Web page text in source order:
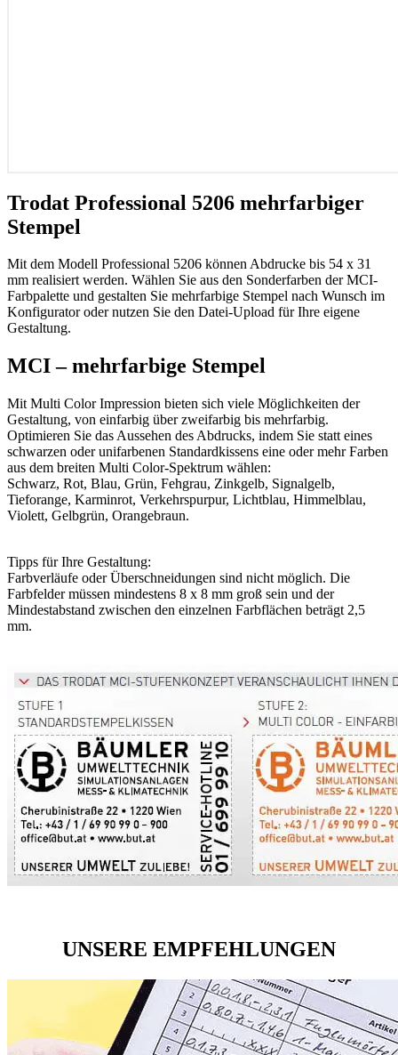
Trodat Professional 5206 mehrfarbiger
Stempel
Mit dem Modell Professional 5206 können Abdrucke bis 54 x 31
mm realisiert werden. Wählen Sie aus den Sonderfarben der MCI-
Farbpalette und gestalten Sie mehrfarbige Stempel nach Wunsch im
Konfigurator oder nutzen Sie den Datei-Upload für Ihre eigene
Gestaltung.
MCI – mehrfarbige Stempel
Mit Multi Color Impression bieten sich viele Möglichkeiten der
Gestaltung, von einfarbig über zweifarbig bis mehrfarbig.
Optimieren Sie das Aussehen des Abdrucks, indem Sie statt eines
schwarzen oder unifarbenen Standardkissens eine oder mehr Farben
aus dem breiten Multi Color-Spektrum wählen:
Schwarz, Rot, Blau, Grün, Fehgrau, Zinkgelb, Signalgelb,
Tieforange, Karminrot, Verkehrspurpur, Lichtblau, Himmelblau,
Violett, Gelbgrün, Orangebraun.
Tipps für Ihre Gestaltung:
Farbverläufe oder Überschneidungen sind nicht möglich. Die
Farbfelder müssen mindestens 8 x 8 mm groß sein und der
Mindestabstand zwischen den einzelnen Farbflächen beträgt 2,5
mm.
UNSERE EMPFEHLUNGEN